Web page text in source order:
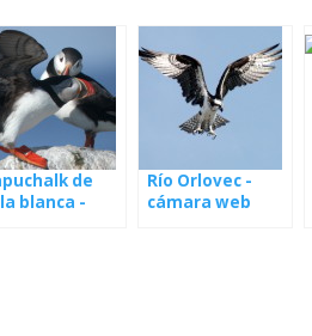
de
blanca -
Río Orlovec -
cámara web